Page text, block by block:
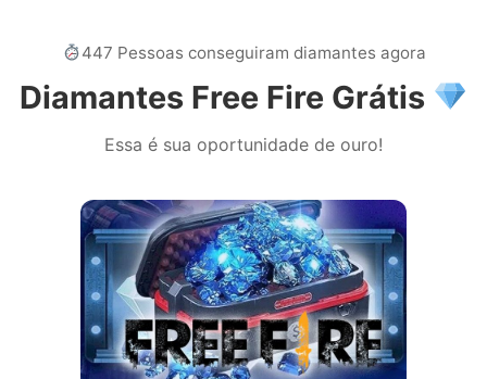
447 Pessoas conseguiram diamantes agora
Diamantes Free Fire Grátis
Essa é sua oportunidade de ouro!